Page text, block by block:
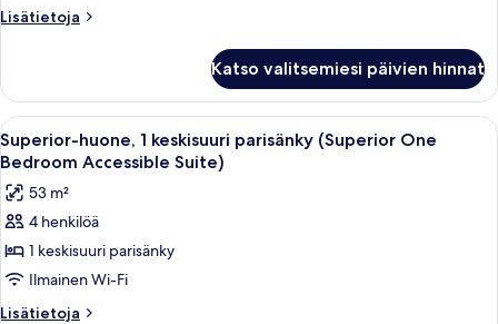
Two
kuvat
Lisätietoja
Lisätietoja
useita
sänkyjä
(Deluxe
Two
Suite)
Katso valitsemiesi päivien hinnat
Avaa
kaikki
huonetyypin
Superior-
huone,
1
keskisuuri
parisänky
Superior-huone, 1 keskisuuri
11
Superior-huone, 1 keskisuuri parisänky (Superior One
Bedroom Accessible Suite)
53 m²
4 henkilöä
1 keskisuuri parisänky
Ilmainen Wi-Fi
Lisätietoja
Lisätietoja